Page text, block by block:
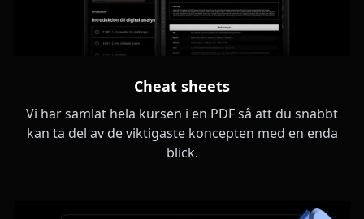
Cheat sheets
Vi har samlat hela kursen i en PDF så att du snabbt
kan ta del av de viktigaste koncepten med en enda
blick.